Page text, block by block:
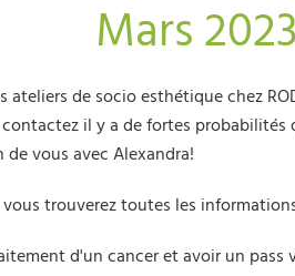
Mars 2023
ateliers de socio esthétique chez
il y a de fortes probabilités
de vous avec Alexandra!
trouverez toutes les
d'un cancer et avoir un pass